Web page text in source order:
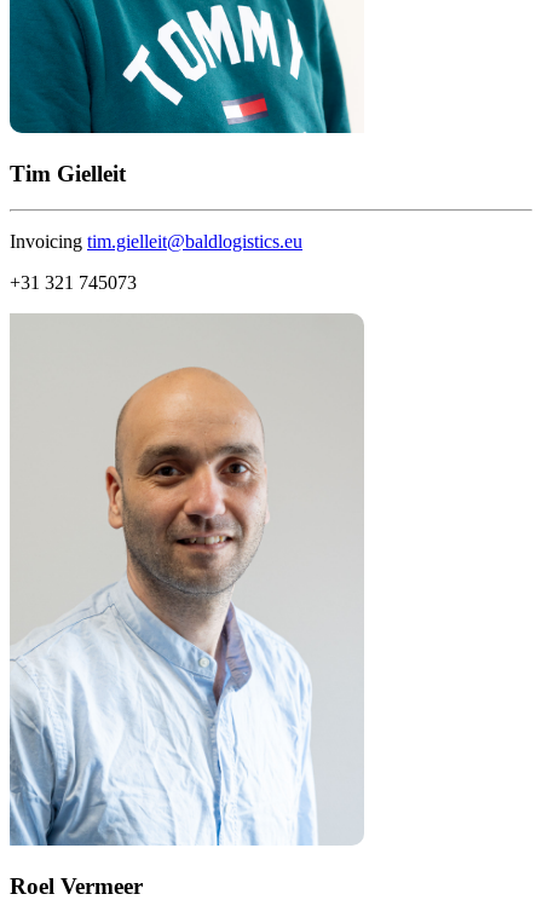
Tim Gielleit
Invoicing tim.gielleit@baldlogistics.eu
+31 321 745073
Roel Vermeer